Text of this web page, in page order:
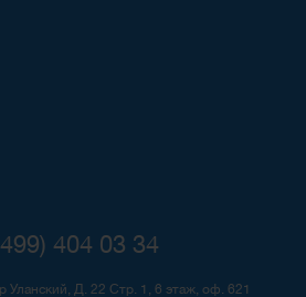
404 03 34
Уланский, Д. 22 Стр. 1, 6 этаж, оф. 621